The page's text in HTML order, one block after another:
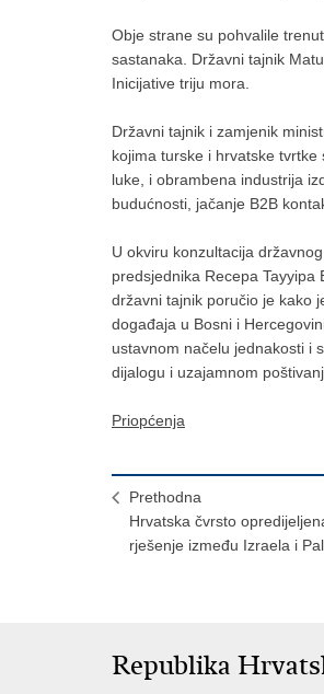
Obje strane su pohvalile
sastanaka. Državni tajnik
Inicijative triju mora.
Državni tajnik i zamjenik
kojima turske i hrvatske
luke, i obrambena industrija
budućnosti, jačanje B2B
U okviru konzultacija
predsjednika Recepa Tayyipa
državni tajnik poručio je kako
događaja u Bosni i
ustavnom načelu jednakosti i
dijalogu i uzajamnom
Priopćenja
Prethodna
Hrvatska čvrsto
rješenje između Izraela i
Republika